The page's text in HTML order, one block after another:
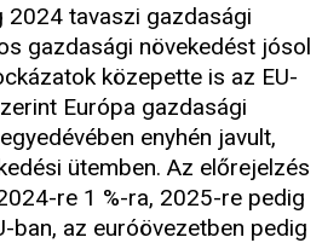
2024 tavaszi gazdasági
gazdasági növekedést jósol
közepette is az EU-
Európa gazdasági
enyhén javult,
ütemben. Az előrejelzés
re 1 %-ra, 2025-re pedig
ban, az euróövezetben pedig